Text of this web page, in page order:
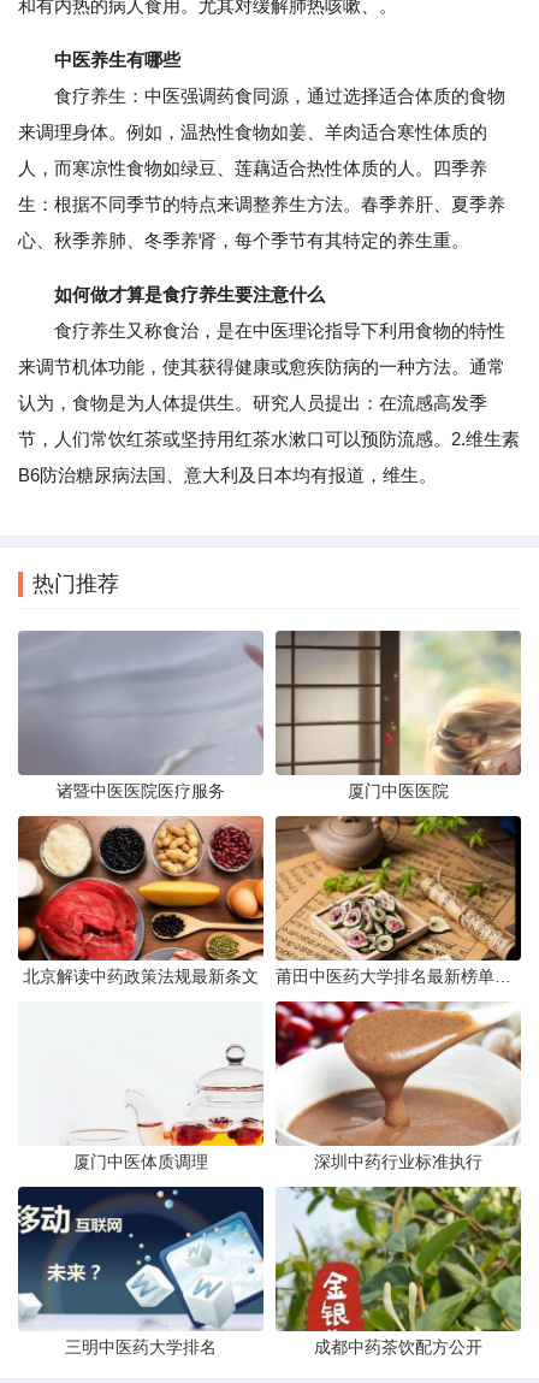
和有内热的病人食用。尤其对缓解肺热咳嗽、。
中医养生有哪些
食疗养生：中医强调药食同源，通过选择适合体质的食物
来调理身体。例如，温热性食物如姜、羊肉适合寒性体质的
人，而寒凉性食物如绿豆、莲藕适合热性体质的人。四季养
生：根据不同季节的特点来调整养生方法。春季养肝、夏季养
心、秋季养肺、冬季养肾，每个季节有其特定的养生重。
如何做才算是食疗养生要注意什么
食疗养生又称食治，是在中医理论指导下利用食物的特性
来调节机体功能，使其获得健康或愈疾防病的一种方法。通常
认为，食物是为人体提供生。研究人员提出：在流感高发季
节，人们常饮红茶或坚持用红茶水漱口可以预防流感。2.维生素
B6防治糖尿病法国、意大利及日本均有报道，维生。
热门推荐
诸暨中医医院医疗服务 厦门中医医院
北京解读中药政策法规最新条文
厦门中医体质调理 深圳中药行业标准执行
三明中医药大学排名 成都中药茶饮配方公开